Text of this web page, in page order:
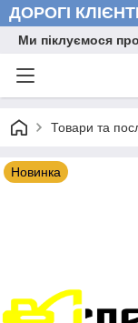
ДОРОГІ
Ми піклуємося
Товари та
Новинка